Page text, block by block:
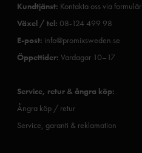
Kundtjänst: Kontakta oss via formulär
Växel / tel: 08-124 499 98
E-post: info@promixsweden.se
Öppettider: Vardagar 10–17
Service, retur & ångra köp:
Ångra köp / retur
Service, garanti & reklamation